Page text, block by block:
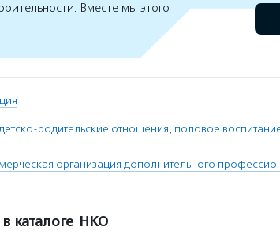
Вместе мы этого
родительские отношения, половое
организация дополнительного
каталоге НКО